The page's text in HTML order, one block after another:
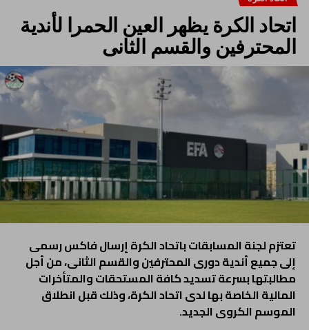
اتحاد الكرة يظهر العين الحمرا لأندية
المحترفين والقسم الثانى
تعتزم لجنة المسابقات باتحاد الكرة إرسال فاكس رسمى
إلى جميع أندية دورى المحترفين والقسم الثانى، من أجل
مطالبتها بسرعة تسديد كافة المستحقات والمتأخرات
المالية الخاصة بها لدى اتحاد الكرة، وذلك قبل انطلاق
الموسم الكروى الجديد.